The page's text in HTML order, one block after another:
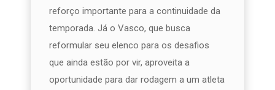
reforço importante para a continuidade da
temporada. Já o Vasco, que busca
reformular seu elenco para os desafios
que ainda estão por vir, aproveita a
oportunidade para dar rodagem a um atleta